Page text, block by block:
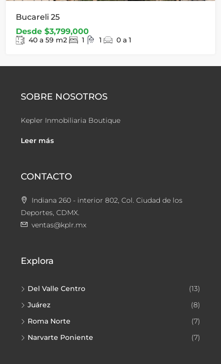
Bucareli 25
Desde $3,799,000
40 a 59 m2 1 1 0 a 1
SOBRE NOSOTROS
Kepler Inmobiliaria Boutique
Leer más
CONTACTO
Indiana 260 - interior 802, Col. Ciudad de los
Deportes, CDMX.
ventas@kplr.mx
Explora
Del Valle Centro
(13)
Juárez
(8)
Roma Norte
(7)
Narvarte Poniente
(7)